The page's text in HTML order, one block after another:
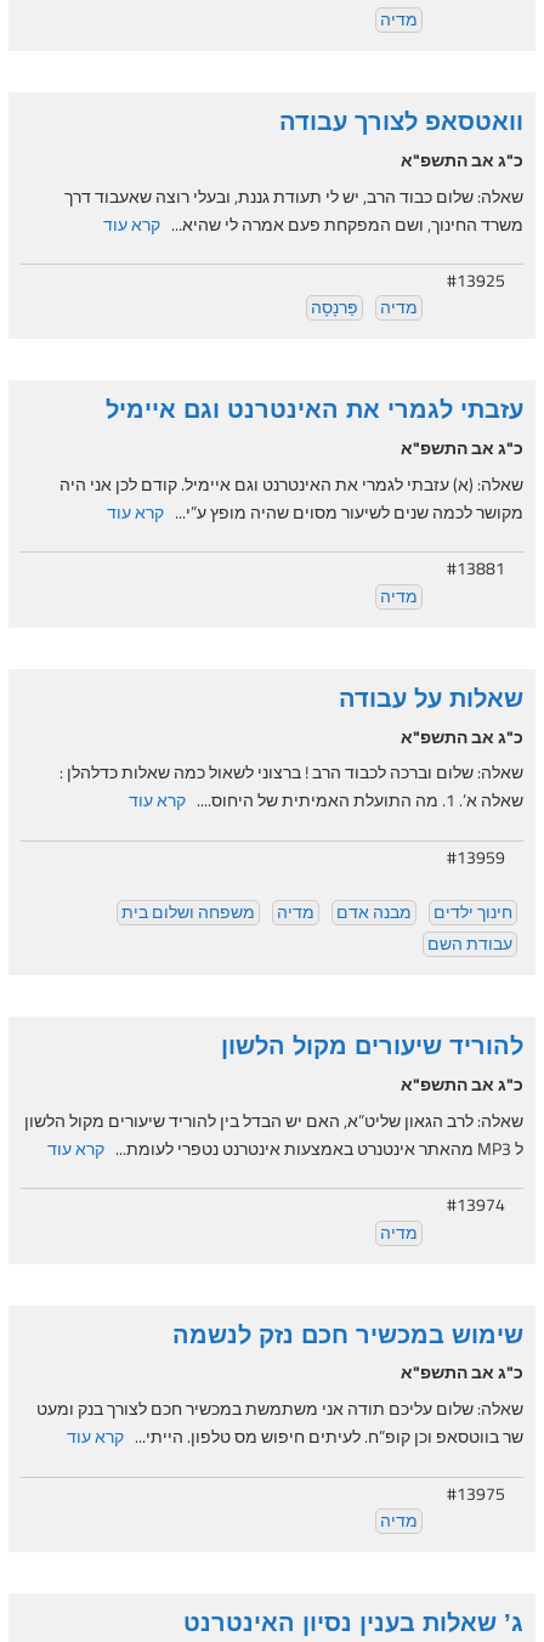
מדיה
וואטסאפ לצורך עבודה
כ"ג אב התשפ"א
שאלה: שלום כבוד הרב, יש לי תעודת גננת, ובעלי רוצה שאעבוד דרך
משרד החינוך, ושם המפקחת פעם אמרה לי שהיא... קרא עוד
#13925
מדיה
פַּרנָסָה
עזבתי לגמרי את האינטרנט וגם איימיל
כ"ג אב התשפ"א
שאלה: (א) עזבתי לגמרי את האינטרנט וגם איימיל. קודם לכן אני היה
מקושר לכמה שנים לשיעור מסוים שהיה מופץ ע”י... קרא עוד
#13881
מדיה
שאלות על עבודה
כ"ג אב התשפ"א
שאלה: שלום וברכה לכבוד הרב ! ברצוני לשאול כמה שאלות כדלהלן :
שאלה א’. 1. מה התועלת האמיתית של היחוס....
קרא עוד
#13959
חינוך ילדים מבנה אדם מדיה
משפחה ושלום בית
עבודת השם
להוריד שיעורים מקול הלשון
כ"ג אב התשפ"א
שאלה: לרב הגאון שליט”א, האם יש הבדל בין להוריד שיעורים מקול הלשון
ל MP3 מהאתר אינטנרט באמצעות אינטרנט נטפרי לעומת...
קרא עוד
#13974
מדיה
שימוש במכשיר חכם נזק לנשמה
כ"ג אב התשפ"א
שאלה: שלום עליכם תודה אני משתמשת במכשיר חכם לצורך בנק ומעט
שר בווטסאפ וכן קופ”ח. לעיתים חיפוש מס טלפון. הייתי... קרא עוד
#13975
מדיה
ג’ שאלות בענין נסיון האינטרנט